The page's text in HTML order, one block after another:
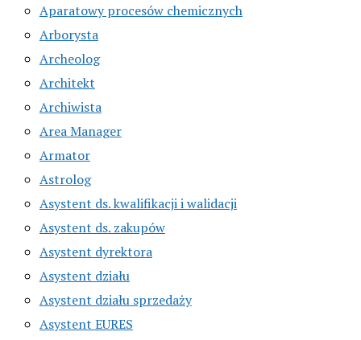
Aparatowy procesów chemicznych
Arborysta
Archeolog
Architekt
Archiwista
Area Manager
Armator
Astrolog
Asystent ds. kwalifikacji i walidacji
Asystent ds. zakupów
Asystent dyrektora
Asystent działu
Asystent działu sprzedaży
Asystent EURES